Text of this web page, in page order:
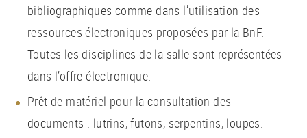
bibliographiques comme dans l’utilisation des
ressources électroniques proposées par la BnF.
Toutes les disciplines de la salle sont représentées
dans l’offre électronique.
Prêt de matériel pour la consultation des
documents : lutrins, futons, serpentins, loupes.